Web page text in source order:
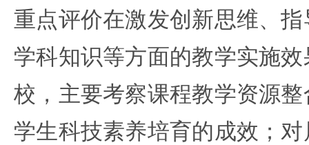
重点评价在激发创新思维、
学科知识等方面的教学实施
校，主要考察课程教学资源
学生科技素养培育的成效；